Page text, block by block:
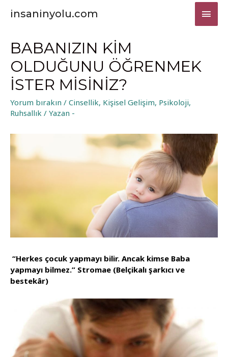
insaninyolu.com
ANA
BABANIZIN KIM
OLDUĞUNU ÖĞRENMEK
ISTER MISINIZ?
Yorum bırakın / Cinsellik, Kişisel Gelişim, Psikoloji,
Ruhsallık / Yazan -
“Herkes çocuk yapmayı bilir. Ancak kimse Baba
yapmayı bilmez.” Stromae (Belçikalı şarkıcı ve
bestekâr)